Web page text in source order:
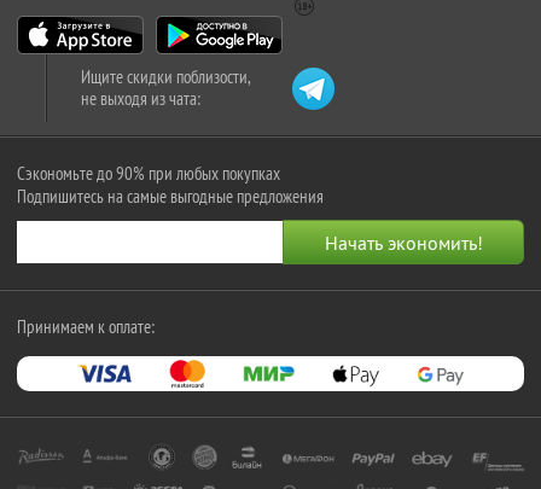
Ищите скидки поблизости,
не выходя из чата:
Сэкономьте до 90% при любых покупках
Подпишитесь на самые выгодные предложения
Принимаем к оплате: